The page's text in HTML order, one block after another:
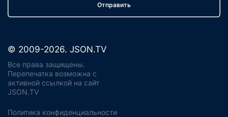
Отправить
© 2009-2026. JSON.TV
Все права защищены.
Перепечатка возможна с
активной ссылкой на сайт
JSON.TV
Политика конфиденциальности